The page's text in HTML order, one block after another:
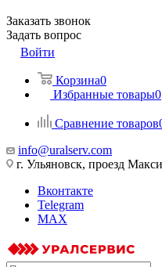
Заказать звонок
Задать вопрос
Войти
Корзина0
Избранные товары0
Сравнение товаров
info@uralserv.com
г. Ульяновск, проезд
Вконтакте
Telegram
MAX